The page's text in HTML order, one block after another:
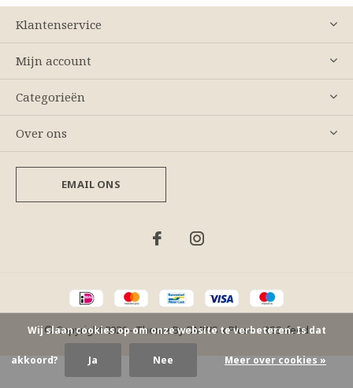
Klantenservice
Mijn account
Categorieën
Over ons
EMAIL ONS
© Copyright2026- Theme ByDMWS xPlus+-RSS-feed
Wij slaan cookies op om onze website te verbeteren. Is dat
akkoord? Ja Nee Meer over cookies »